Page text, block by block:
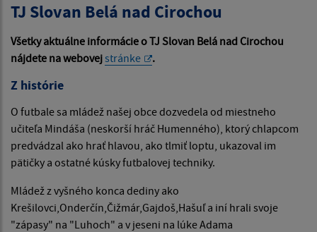
TJ Slovan Belá nad Cirochou
Všetky aktuálne informácie o TJ Slovan Belá nad Cirochou
nájdete na webovejstránke .
Z histórie
O futbale sa mládež našej obce dozvedela od miestneho
učiteľa Mindáša (neskorší hráč Humenného), ktorý chlapcom
predvádzal ako hrať hlavou, ako tlmiť loptu, ukazoval im
pätičky a ostatné kúsky futbalovej techniky.
Mládež z vyšného konca dediny ako
Krešilovci,Onderčín,Čižmár,Gajdoš,Hašuľ a iní hrali svoje
"zápasy" na "Luhoch" a v jeseni na lúke Adama